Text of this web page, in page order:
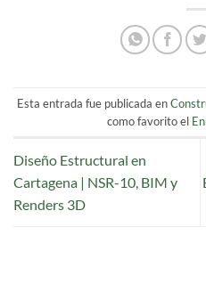
Esta entrada fue publicada en
como favorito el
Diseño Estructural en
Cartagena | NSR-10, BIM y
Renders 3D